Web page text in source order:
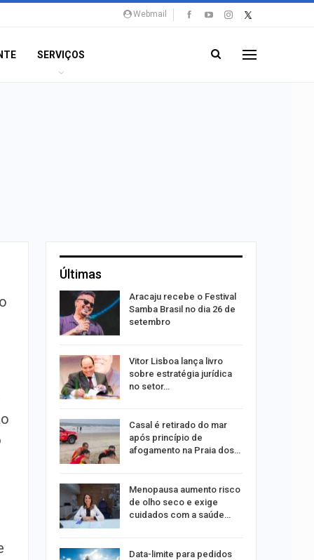
Webmail
SERVIÇOS
Últimas
canal
após
de
aos
do
Aracaju recebe o Festival
Samba Brasil no dia 26 de
setembro
Vitor Lisboa lança livro
sobre estratégia jurídica
no setor…
Casal é retirado do mar
após princípio de
afogamento na Praia dos…
Menopausa aumento risco
de olho seco e exige
cuidados com a saúde…
Data-limite para pedidos